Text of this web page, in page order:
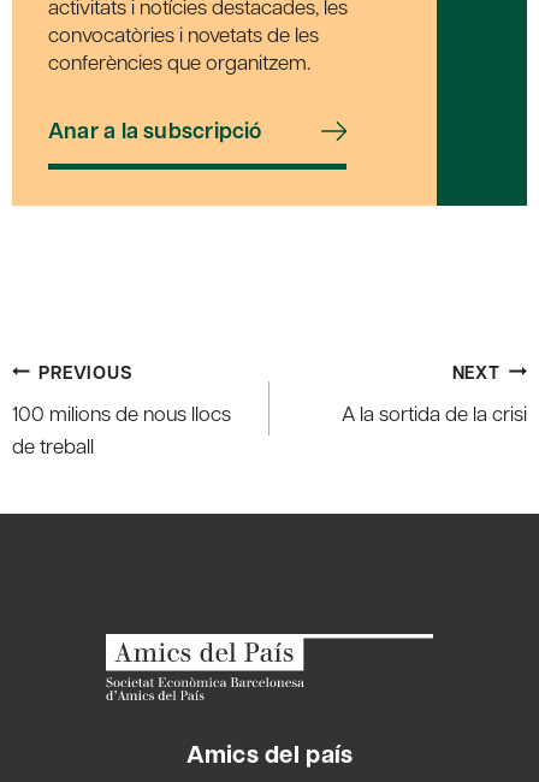
activitats i notícies destacades, les
convocatòries i novetats de les
conferències que organitzem.
Anar a la subscripció
Post
navigation
PREVIOUS
100 milions de nous llocs
de treball
NEXT
A la sortida de la crisi
Amics del país